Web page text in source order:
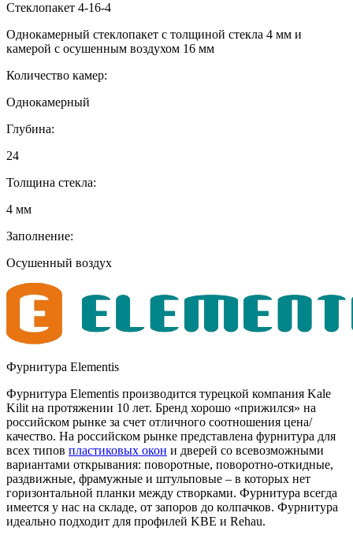
Стеклопакет 4-16-4
Однокамерный стеклопакет с толщиной стекла 4 мм и
камерой с осушенным воздухом 16 мм
Количество камер:
Однокамерный
Глубина:
24
Толщина стекла:
4 мм
Заполнение:
Осушенный воздух
Фурнитура Elementis
Фурнитура Elementis производится турецкой компания Kale
Kilit на протяжении 10 лет. Бренд хорошо «прижился» на
российском рынке за счет отличного соотношения цена/
качество. На российском рынке представлена фурнитура для
всех типов пластиковых окон и дверей со всевозможными
вариантами открывания: поворотные, поворотно-откидные,
раздвижные, фрамужные и штульповые – в которых нет
горизонтальной планки между створками. Фурнитура всегда
имеется у нас на складе, от запоров до колпачков. Фурнитура
идеально подходит для профилей KBE и Rehau.